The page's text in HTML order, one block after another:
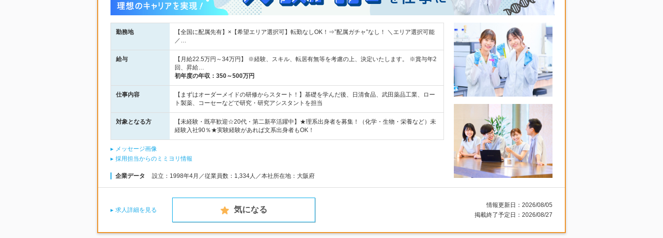
勤務地
【全国に配属先有】×【希望エリア選択可】転勤なしOK！⇒”配属ガチャ”なし！ ＼エリア選択可能
／…
給与
【月給22.5万円～34万円】 ※経験、スキル、転居有無等を考慮の上、決定いたします。 ※賞与年2
回、昇給…
初年度の年収： 350～500万円
仕事内容
【まずはオーダーメイドの研修からスタート！】基礎を学んだ後、日清食品、武田薬品工業、ロー
ト製薬、コーセーなどで研究・研究アシスタントを担当
対象となる方
【未経験・既卒歓迎☆20代・第二新卒活躍中】★理系出身者を募集！（化学・生物・栄養など）未
経験入社90％★実験経験があれば文系出身者もOK！
メッセージ画像
採用担当からのミミヨリ情報
企業データ 設立：1998年4月／従業員数：1,334人／本社所在地：大阪府
求人詳細を見る 気になる
情報更新日：2026/08/05
掲載終了予定日：2026/08/27